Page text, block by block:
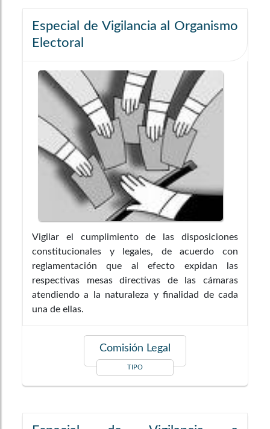
Especial de Vigilancia al Organismo
Electoral
Vigilar el cumplimiento de las disposiciones
constitucionales y legales, de acuerdo con
reglamentación que al efecto expidan las
respectivas mesas directivas de las cámaras
atendiendo a la naturaleza y finalidad de cada
una de ellas.
Comisión Legal
TIPO